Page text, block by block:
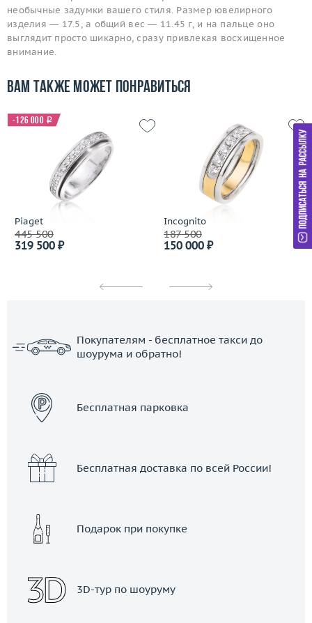
необычные задумки вашего стиля. Размер ювелирного
изделия — 17.5, а общий вес — 11.45 г, и на пальце оно
выглядит просто шикарно, сразу привлекая восхищенное
внимание.
Вам также может понравиться
Piaget
445 500
319 500 ₽
-126 000 i
Incognito
187 500
150 000 ₽
Покупателям - бесплатное такси до
шоурума и обратно!
Бесплатная парковка
Бесплатная доставка по всей России!
Подарок при покупке
3D-тур по шоуруму